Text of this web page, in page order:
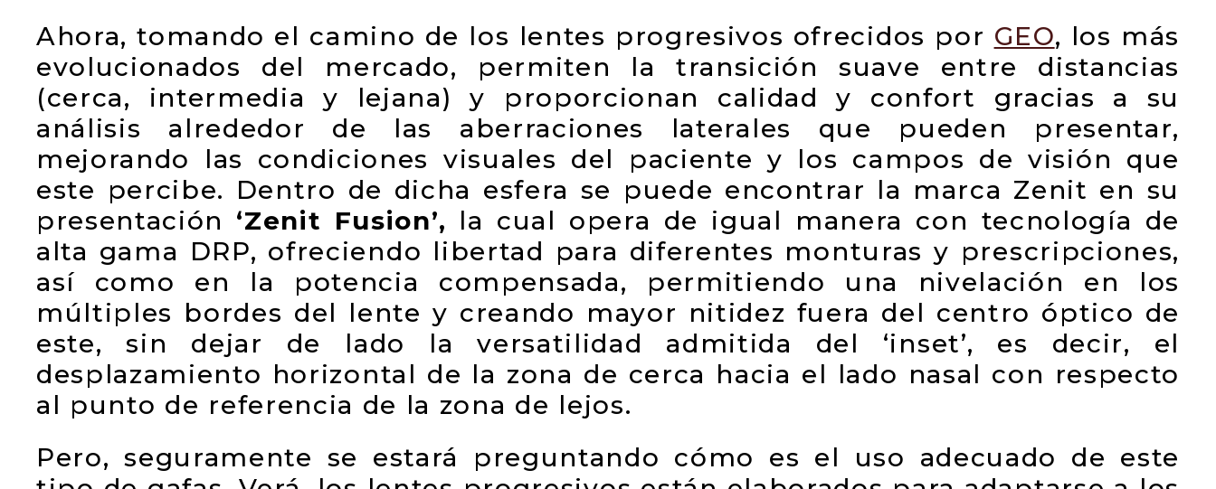
Ahora, tomando el camino de los lentes progresivos ofrecidos por GEO, los más
evolucionados del mercado, permiten la transición suave entre distancias
(cerca, intermedia y lejana) y proporcionan calidad y confort gracias a su
análisis alrededor de las aberraciones laterales que pueden presentar,
mejorando las condiciones visuales del paciente y los campos de visión que
este percibe. Dentro de dicha esfera se puede encontrar la marca Zenit en su
presentación ‘Zenit Fusion’, la cual opera de igual manera con tecnología de
alta gama DRP, ofreciendo libertad para diferentes monturas y prescripciones,
así como en la potencia compensada, permitiendo una nivelación en los
múltiples bordes del lente y creando mayor nitidez fuera del centro óptico de
este, sin dejar de lado la versatilidad admitida del ‘inset’, es decir, el
desplazamiento horizontal de la zona de cerca hacia el lado nasal con respecto
al punto de referencia de la zona de lejos.
Pero, seguramente se estará preguntando cómo es el uso adecuado de este